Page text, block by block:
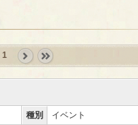
1
種別 イベント